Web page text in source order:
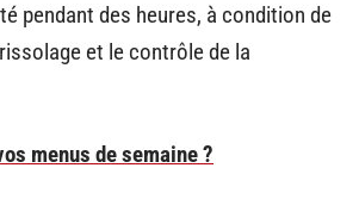
pendant des heures, à condition de
et le contrôle de la
menus de semaine ?